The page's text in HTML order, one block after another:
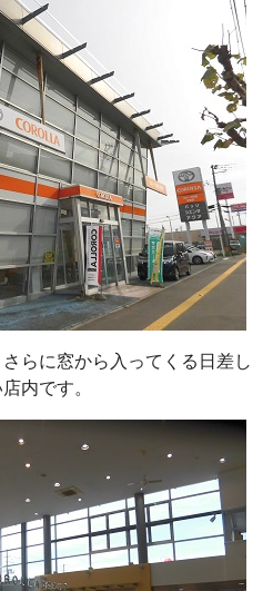
t
らに窓から入ってくる日差し
内です。